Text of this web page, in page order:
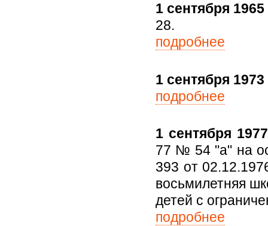
1 сентября 1965
28.
подробнее
1 сентября 1973
подробнее
1 сентября
77 № 54 "а" на
393 от
восьмилетняя
детей с
подробнее